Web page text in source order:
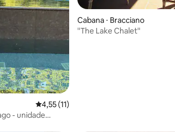
avaliações
4,55 de uma avaliação média de 5, 11
4,55 (11)
- unidade
Cabana ⋅ Bracciano
''The Lake Chalet''